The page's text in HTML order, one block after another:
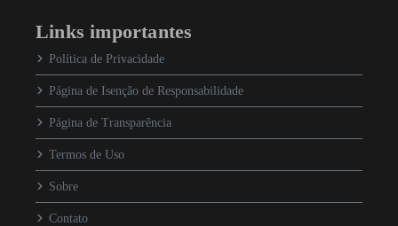
Links importantes
Política de Privacidade
Página de Isenção de Responsabilidade
Página de Transparência
Termos de Uso
Sobre
Contato